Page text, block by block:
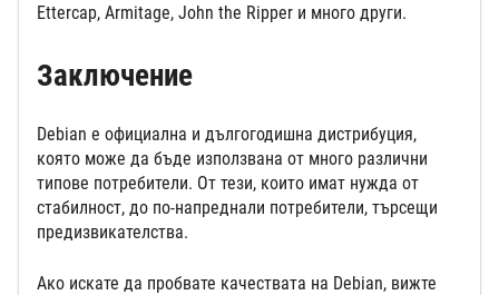
Ettercap, Armitage, John the Ripper и много други.
Заключение
Debian е официална и дългогодишна дистрибуция,
която може да бъде използвана от много различни
типове потребители. От тези, които имат нужда от
стабилност, до по-напреднали потребители, търсещи
предизвикателства.
Ако искате да пробвате качествата на Debian, вижте